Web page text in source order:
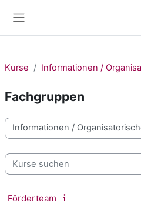
Kurse Informationen /
Fachgruppen
Kursbereiche
Kurse suchen
Förderteam